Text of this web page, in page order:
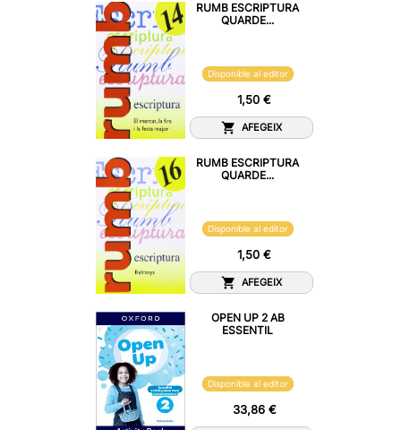
RUMB ESCRIPTURA
QUARDE...
Disponible al editor
1,50 €
AFEGEIX
RUMB ESCRIPTURA
QUARDE...
Disponible al editor
1,50 €
AFEGEIX
OPEN UP 2 AB
ESSENTIL
Disponible al editor
33,86 €